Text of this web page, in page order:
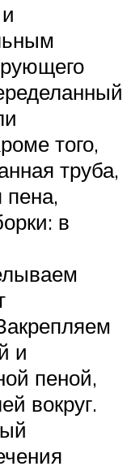
того,
труба,
пена,
в
и
пеной,
вокруг.